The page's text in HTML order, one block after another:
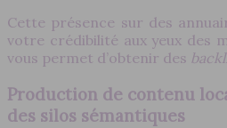
Cette présence sur des
votre crédibilité aux yeux des
vous permet d’obtenir des
Production de contenu
des silos sémantiques